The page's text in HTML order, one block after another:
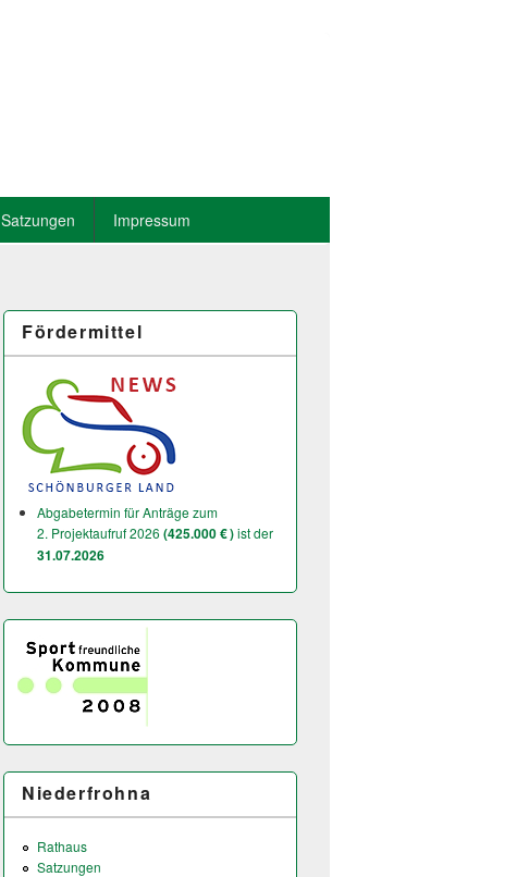
Satzungen Impressum
Fördermittel
Abgabetermin für Anträge zum
2. Projektaufruf 2026 (425.000 € )ist der
31.07.2026
Niederfrohna
Rathaus
Satzungen